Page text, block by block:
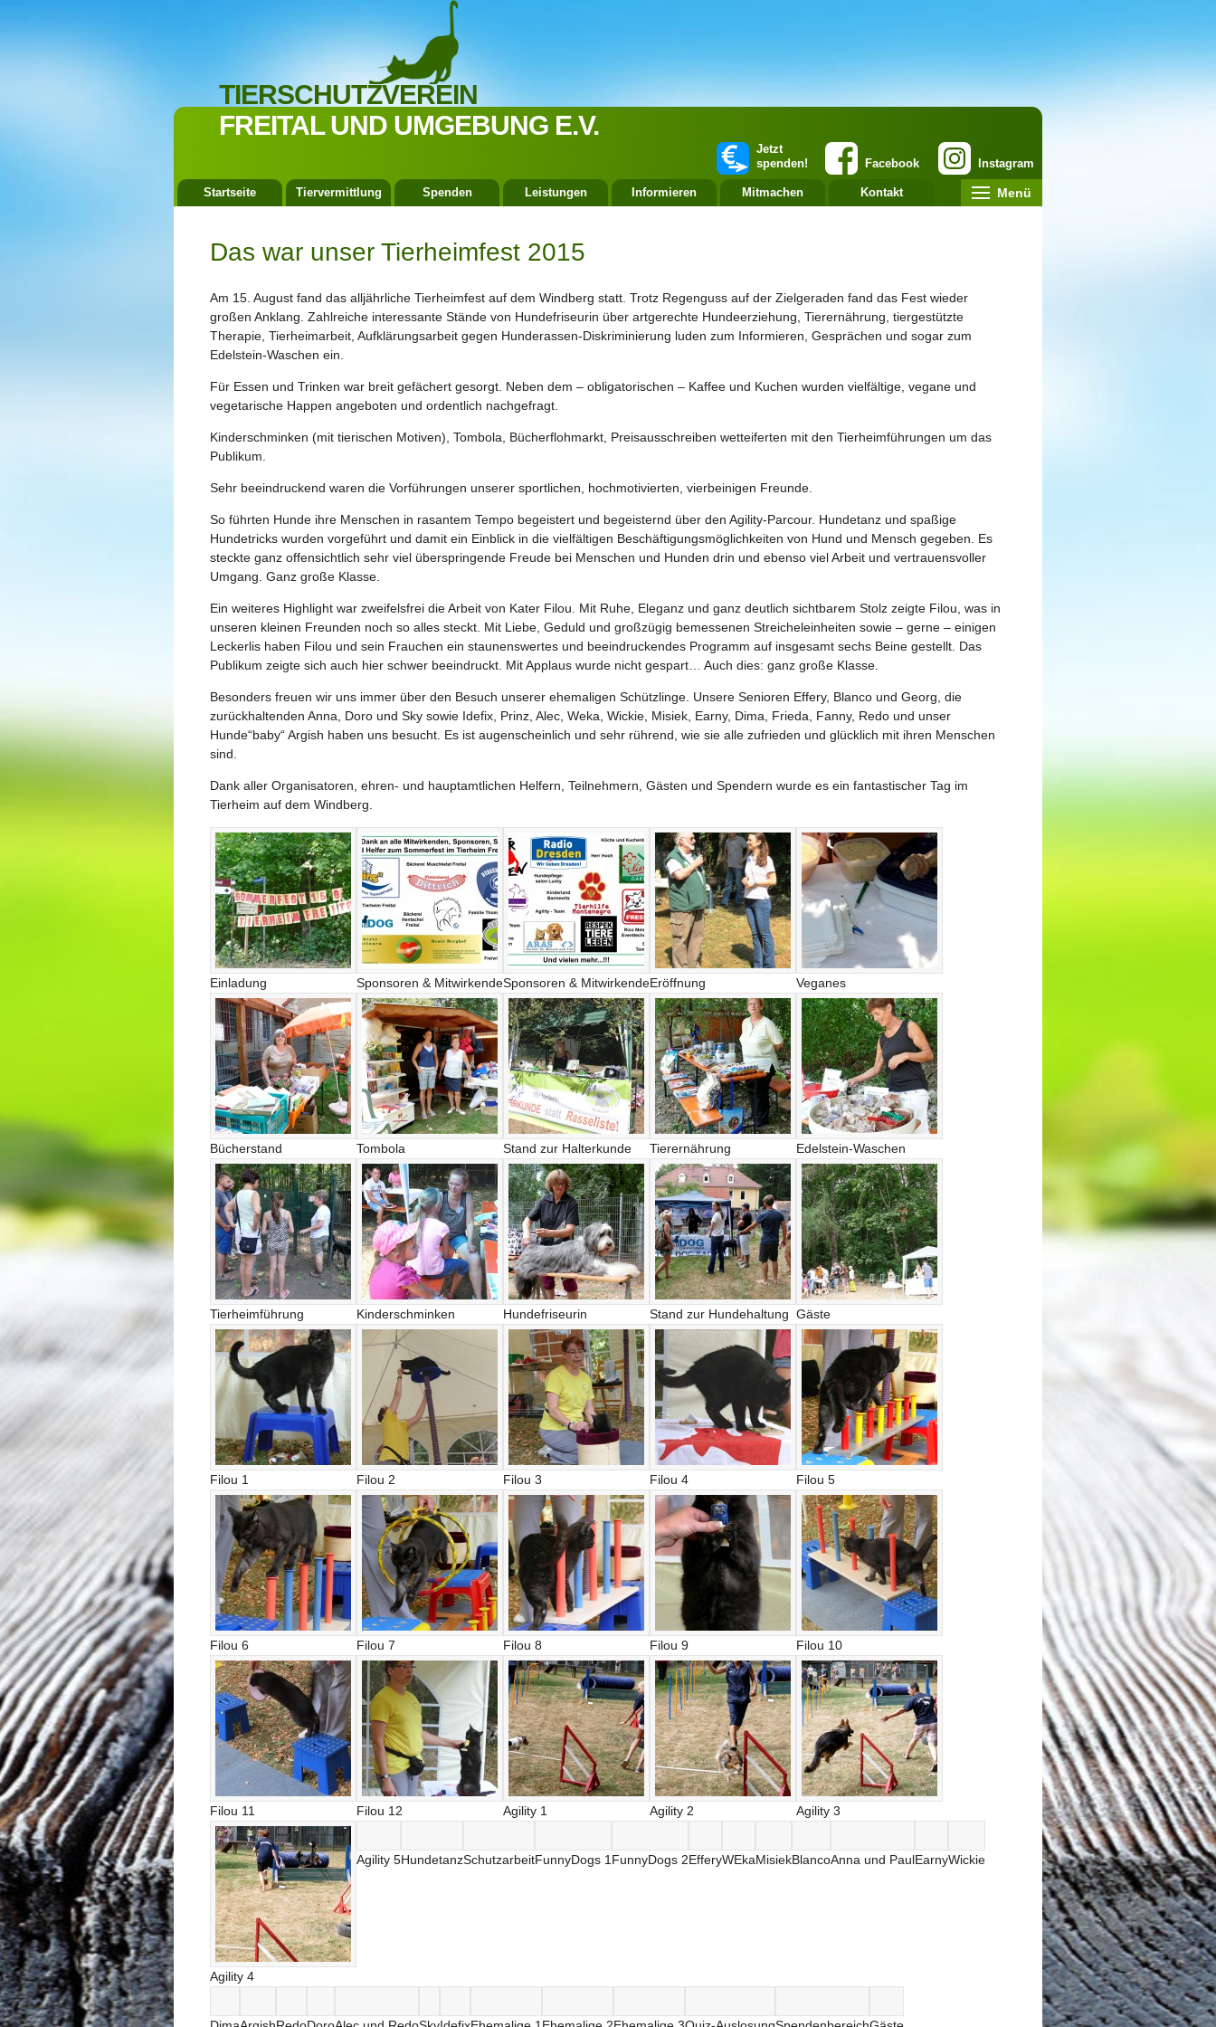
TIERSCHUTZVEREIN
FREITAL UND UMGEBUNG E.V.
Instagram
Facebook
Jetzt
spenden!
Startseite Tiervermittlung Spenden Leistungen Informieren Mitmachen Kontakt Menü
Das war unser Tierheimfest 2015
Am 15. August fand das alljährliche Tierheimfest auf dem Windberg statt. Trotz Regenguss auf der Zielgeraden fand das Fest wieder
großen Anklang. Zahlreiche interessante Stände von Hundefriseurin über artgerechte Hundeerziehung, Tierernährung, tiergestützte
Therapie, Tierheimarbeit, Aufklärungsarbeit gegen Hunderassen-Diskriminierung luden zum Informieren, Gesprächen und sogar zum
Edelstein-Waschen ein.
Für Essen und Trinken war breit gefächert gesorgt. Neben dem – obligatorischen – Kaffee und Kuchen wurden vielfältige, vegane und
vegetarische Happen angeboten und ordentlich nachgefragt.
Kinderschminken (mit tierischen Motiven), Tombola, Bücherflohmarkt, Preisausschreiben wetteiferten mit den Tierheimführungen um das
Publikum.
Sehr beeindruckend waren die Vorführungen unserer sportlichen, hochmotivierten, vierbeinigen Freunde.
So führten Hunde ihre Menschen in rasantem Tempo begeistert und begeisternd über den Agility-Parcour. Hundetanz und spaßige
Hundetricks wurden vorgeführt und damit ein Einblick in die vielfältigen Beschäftigungsmöglichkeiten von Hund und Mensch gegeben. Es
steckte ganz offensichtlich sehr viel überspringende Freude bei Menschen und Hunden drin und ebenso viel Arbeit und vertrauensvoller
Umgang. Ganz große Klasse.
Ein weiteres Highlight war zweifelsfrei die Arbeit von Kater Filou. Mit Ruhe, Eleganz und ganz deutlich sichtbarem Stolz zeigte Filou, was in
unseren kleinen Freunden noch so alles steckt. Mit Liebe, Geduld und großzügig bemessenen Streicheleinheiten sowie – gerne – einigen
Leckerlis haben Filou und sein Frauchen ein staunenswertes und beeindruckendes Programm auf insgesamt sechs Beine gestellt. Das
Publikum zeigte sich auch hier schwer beeindruckt. Mit Applaus wurde nicht gespart… Auch dies: ganz große Klasse.
Besonders freuen wir uns immer über den Besuch unserer ehemaligen Schützlinge. Unsere Senioren Effery, Blanco und Georg, die
zurückhaltenden Anna, Doro und Sky sowie Idefix, Prinz, Alec, Weka, Wickie, Misiek, Earny, Dima, Frieda, Fanny, Redo und unser
Hunde“baby“ Argish haben uns besucht. Es ist augenscheinlich und sehr rührend, wie sie alle zufrieden und glücklich mit ihren Menschen
sind.
Dank aller Organisatoren, ehren- und hauptamtlichen Helfern, Teilnehmern, Gästen und Spendern wurde es ein fantastischer Tag im
Tierheim auf dem Windberg.
Einladung Sponsoren & MitwirkendeSponsoren & MitwirkendeEröffnung Veganes
Bücherstand Tombola Stand zur Halterkunde Tierernährung Edelstein-Waschen
Tierheimführung Kinderschminken Hundefriseurin Stand zur Hundehaltung Gäste
Filou 1 Filou 2 Filou 3 Filou 4 Filou 5
Filou 6 Filou 7 Filou 8 Filou 9 Filou 10
Filou 11 Filou 12 Agility 1 Agility 2 Agility 3
Agility 4
Agility 5HundetanzSchutzarbeitFunnyDogs 1 FunnyDogs 2EfferyWEkaMisiekBlancoAnna und PaulEarnyWickie